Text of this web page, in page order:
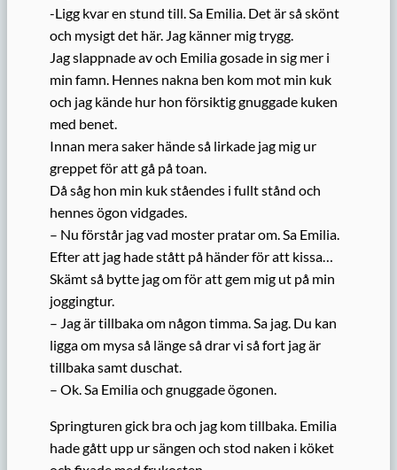
-Ligg kvar en stund till. Sa Emilia. Det är så skönt
och mysigt det här. Jag känner mig trygg.
Jag slappnade av och Emilia gosade in sig mer i
min famn. Hennes nakna ben kom mot min kuk
och jag kände hur hon försiktig gnuggade kuken
med benet.
Innan mera saker hände så lirkade jag mig ur
greppet för att gå på toan.
Då såg hon min kuk ståendes i fullt stånd och
hennes ögon vidgades.
– Nu förstår jag vad moster pratar om. Sa Emilia.
Efter att jag hade stått på händer för att kissa…
Skämt så bytte jag om för att gem mig ut på min
joggingtur.
– Jag är tillbaka om någon timma. Sa jag. Du kan
ligga om mysa så länge så drar vi så fort jag är
tillbaka samt duschat.
– Ok. Sa Emilia och gnuggade ögonen.
Springturen gick bra och jag kom tillbaka. Emilia
hade gått upp ur sängen och stod naken i köket